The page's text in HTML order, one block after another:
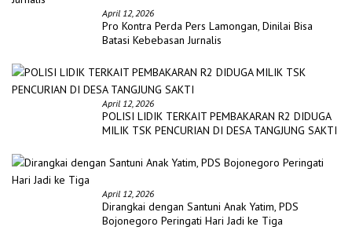
April 12, 2026
Pro Kontra Perda Pers Lamongan, Dinilai Bisa
Batasi Kebebasan Jurnalis
April 12, 2026
POLISI LIDIK TERKAIT PEMBAKARAN R2 DIDUGA
MILIK TSK PENCURIAN DI DESA TANGJUNG SAKTI
April 12, 2026
Dirangkai dengan Santuni Anak Yatim, PDS
Bojonegoro Peringati Hari Jadi ke Tiga